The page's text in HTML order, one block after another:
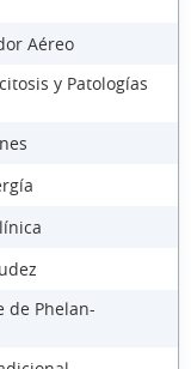
Aéreo
y Patologías
de Phelan-